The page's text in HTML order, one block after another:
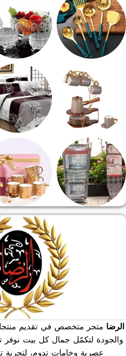
طقم خشاف
طقم قهوه وشاي
هدايا وسيلفر
الرضا متجر متخصص في تقديم
والجودة لتكمّل جمال كل بيت نوفر
عصرية وخامات تدوم،